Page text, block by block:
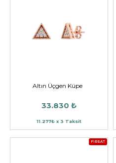
Altın Üçgen Küpe
33.830 ₺
11.277₺ x 3 Taksit
FIRSAT